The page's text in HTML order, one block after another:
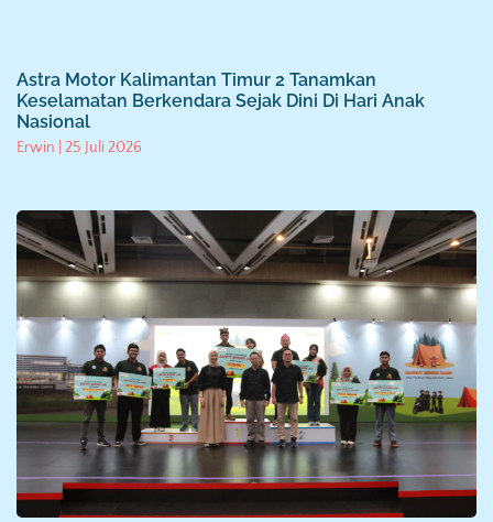
Astra Motor Kalimantan Timur 2 Tanamkan
Keselamatan Berkendara Sejak Dini Di Hari Anak
Nasional
Erwin 25 Juli 2026